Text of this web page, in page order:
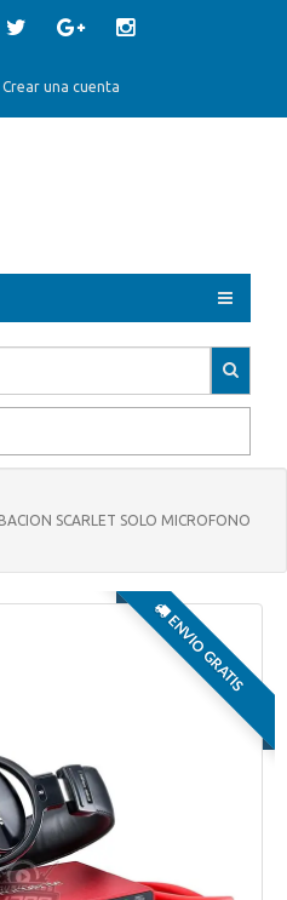
Crear una cuenta
SCARLET SOLO MICROFONO
ENVIO GRATIS